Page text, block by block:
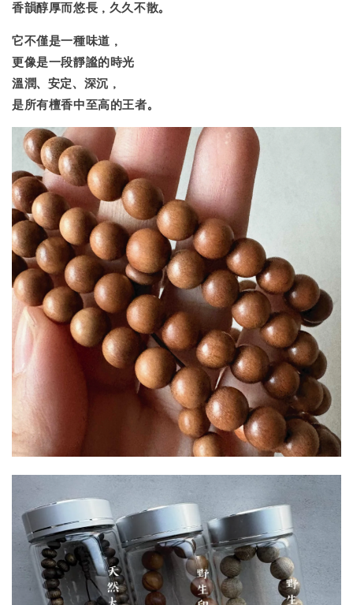
香韻醇厚而悠長，久久不散。
它不僅是一種味道，
更像是一段靜謐的時光
溫潤、安定、深沉，
是所有檀香中至高的王者。